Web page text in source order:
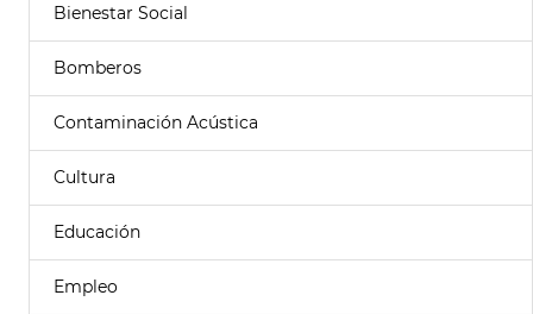
Bienestar Social
Bomberos
Contaminación Acústica
Cultura
Educación
Empleo